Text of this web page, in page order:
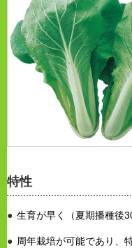
特性
生育が早く（夏期播種後
周年栽培が可能であり、